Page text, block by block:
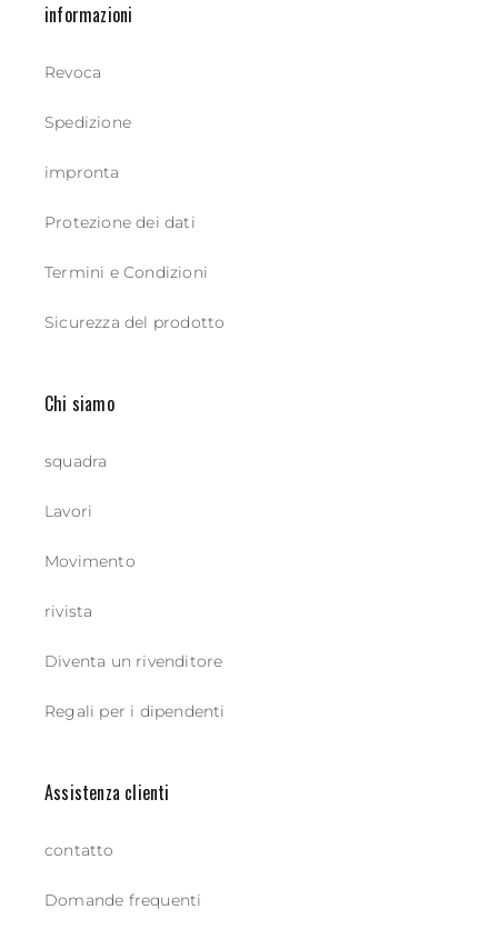
informazioni
Revoca
Spedizione
impronta
Protezione dei dati
Termini e Condizioni
Sicurezza del prodotto
Chi siamo
squadra
Lavori
Movimento
rivista
Diventa un rivenditore
Regali per i dipendenti
Assistenza clienti
contatto
Domande frequenti